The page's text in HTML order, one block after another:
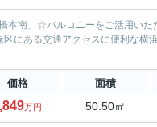
本南」☆バルコニーをご活用い
にある交通アクセスに便利な横
価格 面積
万円 50.50㎡